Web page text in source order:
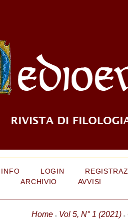
INFO LOGIN
ARCHIVIO AVVISI
Home > Vol 5, N° 1 (2021) >